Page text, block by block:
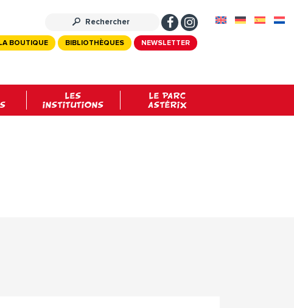
NEWSLETTER
BIBLIOTHÈQUES
BOUTIQUE
LES
INSTITUTIONS
LE PARC
ASTÉRIX